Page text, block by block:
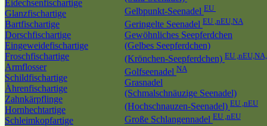
Eidechsenfischartige
Glanzfischartige
Bartfischartige
Dorschfischartige
Eingeweidefischartige
Froschfischartige
Armflosser
Schildfischartige
Ährenfischartige
Zahnkärpflinge
Hornhechtartige
Schleimkopfartige
Gelbpunkt-Seenadel EU
Geringelte Seenadel EU ,nEU,NA
Gewöhnliches Seepferdchen
(Gelbes Seepferdchen)
(Krönchen-Seepferdchen) EU
Golfseenadel NA
Grasnadel
(Schmalschnäuzige Seenadel)
(Hochschnauzen-Seenadel) EU ,nEU
Große Schlangennadel EU ,nEU